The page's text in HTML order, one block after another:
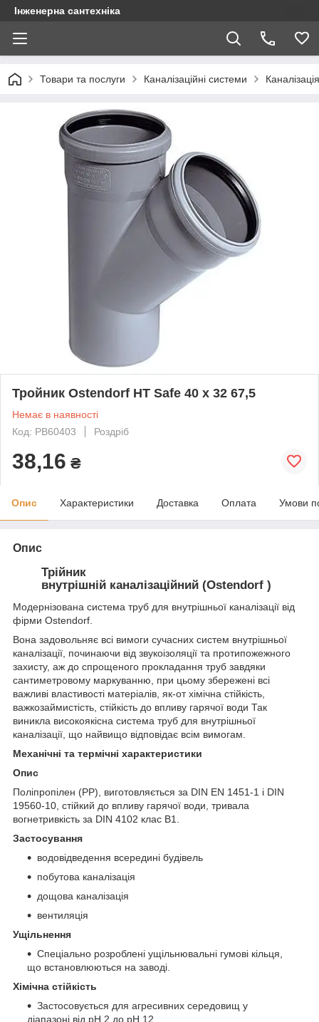
Інженерна сантехніка
Товари та послуги Каналізаційні системи
Тройник Ostendorf HT Safe 40 х 32 67,5
Немає в наявності
Код: PB60403
Роздріб
38,16 ₴
Опис Характеристики Доставка Оплата Умови
Опис
Трійник
внутрішній каналізаційний (Ostendorf )
Модернізована система труб для внутрішньої каналізації від
фірми Ostendorf.
Вона задовольняє всі вимоги сучасних систем внутрішньої
каналізації, починаючи від звукоізоляції та протипожежного
захисту, аж до спрощеного прокладання труб завдяки
сантиметровому маркуванню, при цьому збережені всі
важливі властивості матеріалів, як-от хімічна стійкість,
важкозаймистість, стійкість до впливу гарячої води Так
виникла високоякісна система труб для внутрішньої
каналізації, що найвищо відповідає всім вимогам.
Механічні та термічні характеристики
Опис
Поліпропілен (PP), виготовляється за DIN EN 1451-1 і DIN
19560-10, стійкий до впливу гарячої води, тривала
вогнетривкість за DIN 4102 клас B1.
Застосування
водовідведення всередині будівель
побутова каналізація
дощова каналізація
вентиляція
Ущільнення
Спеціально розроблені ущільнювальні гумові кільця,
що встановлюються на заводі.
Хімічна стійкість
Застосовується для агресивних середовищ у
діапазоні від pH 2 до pH 12